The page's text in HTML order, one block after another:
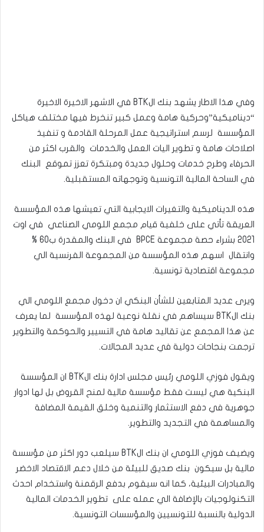
وفي هذا الاطار يشهد بنك الBTK في الاشهر الاخيرة الاخيرة
“ديناميكية”وحركية هامة وعمل كبير تنخرط فيها مختلف هياكل
المؤسسة لرسم استراتيجية عمل المرحلة القادمة و تنفيذ
اصلاحات هامة و تطوير اليات العمل والخدمات والقرب اكثر من
الحرفاء وطرح خدمات وحلول جديدة ومبتكرة تعزز تموقع البنك
في الساحة المالية التونسية وتوجهاته المستقبلية.
هذه الديناميكية والتغيرات الايجابية التي تعيشها هذه المؤسسة
العريقة تأتي على خلفية قيام مجمع اللومي الصناعي في اوت
2021 بشراء حصة مجموعة BPCE في البنك والمقدرة ب60 %
وانتقال اسهم هذه المؤسسة من المجموعة الفرنسية الي
مجموعة اقتصادية تونسية.
ويرى عديد المتابعين للشأن البنكي ان دخول مجمع اللومي الي
بنك الBTK سيساهم في نقلة نوعية لهذه المؤسسة لما يعرف
عن هذا المجمع عن تقاليد هامة في التسيير والحوكمة والتطوير
ترجمت بنجاحات دولية في عديد المجالات.
ويقول فوزي اللومي رئيس مجلس ادارة بنك الBTK ان المؤسسة
البنكية هي ليست فقط مؤسسة مالية لمنح القروض بل لها ادوار
جوهرية في دفع الاستثمار والتنمية وخلق القيمة المضافة
والمساهمة في التجديد والتطوير.
ويضيف فوزي اللومي ان بنك الBTK سيلعب دور اكثر من مؤسسة
مالية بل سيكون بنك صديق للبيئة من خلال دعم الاقتصاد الاخضر
والمبادرات البيئية، كما انه سيقوم بدفع الرقمنة واستخدام احدث
التكنولوجيات بالإضافة الي عمله على تطوير الخدمات المالية
الدولية بالنسبة للتونسيين والمؤسسات التونسية.